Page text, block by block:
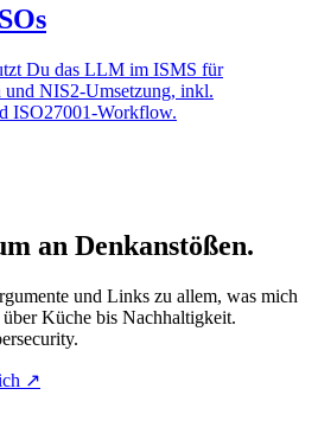
Du das LLM im ISMS für
NIS2-Umsetzung, inkl.
ISO27001-Workflow.
an Denkanstößen.
und Links zu allem, was mich
Küche bis Nachhaltigkeit.
↗